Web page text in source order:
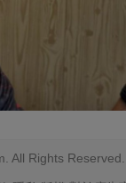
All Rights Reserved.